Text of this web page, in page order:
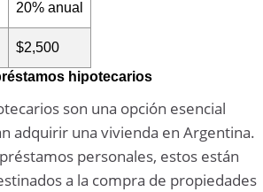
20% anual
$2,500
hipotecarios
son una opción esencial
adquirir una vivienda en Argentina.
personales, estos están
a la compra de propiedades